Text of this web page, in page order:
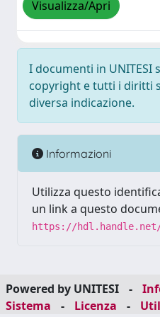
Visualizza/Apri
I documenti in UNITESI
copyright e tutti i diritti
diversa indicazione.
Informazioni
Utilizza questo
un link a questo
https://hdl.handle.net/
Powered by UNITESI -
Sistema
- Licenza -